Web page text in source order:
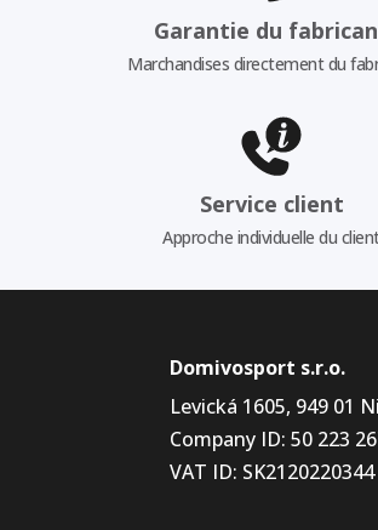
Garantie du
Marchandises directement du
Service client
Approche individuelle du
Domivosport s.r.o.
Levická 1605, 949 01
Company ID: 50 223
VAT ID: SK2120220344